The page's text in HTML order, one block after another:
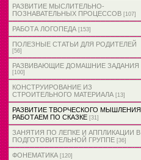
РАЗВИТИЕ МЫСЛИТЕЛЬНО-
ПОЗНАВАТЕЛЬНЫХ ПРОЦЕССОВ [107]
РАБОТА ЛОГОПЕДА [153]
ПОЛЕЗНЫЕ СТАТЬИ ДЛЯ РОДИТЕЛЕЙ
[56]
РАЗВИВАЮЩИЕ ДОМАШНИЕ ЗАДАНИЯ
[100]
КОНСТРУИРОВАНИЕ ИЗ
СТРОИТЕЛЬНОГО МАТЕРИАЛА [13]
РАЗВИТИЕ ТВОРЧЕСКОГО МЫШЛЕНИЯ.
РАБОТАЕМ ПО СКАЗКЕ [31]
ЗАНЯТИЯ ПО ЛЕПКЕ И АППЛИКАЦИИ В
ПОДГОТОВИТЕЛЬНОЙ ГРУППЕ [36]
ФОНЕМАТИКА [120]